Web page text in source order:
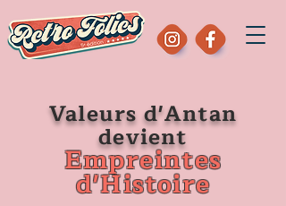
Valeurs d'Antan
devient
Empreintes
d'Histoire